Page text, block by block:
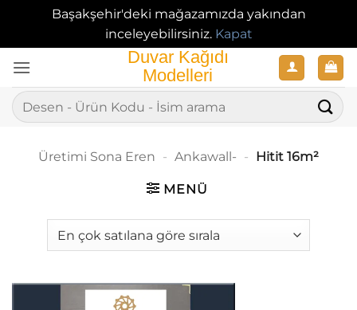
Başakşehir'deki mağazamızda yakından
inceleyebilirsiniz. Kapat
atla
Ara:
Üretimi Sona Eren - Ankawall- - Hitit 16m²
MENÜ